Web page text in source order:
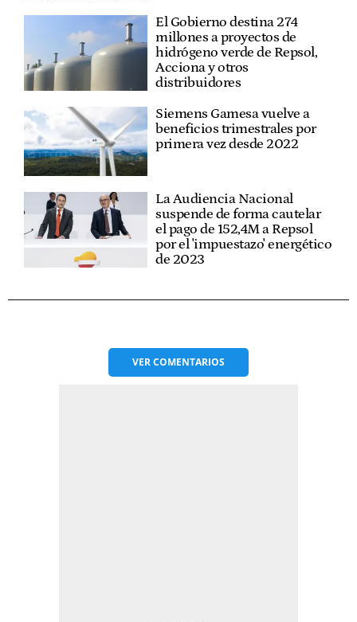
El Gobierno destina 274
millones a proyectos de
hidrógeno verde de Repsol,
Acciona y otros
distribuidores
Siemens Gamesa vuelve a
beneficios trimestrales por
primera vez desde 2022
La Audiencia Nacional
suspende de forma cautelar
el pago de 152,4M a Repsol
por el 'impuestazo' energético
de 2023
VERCOMENTARIOS